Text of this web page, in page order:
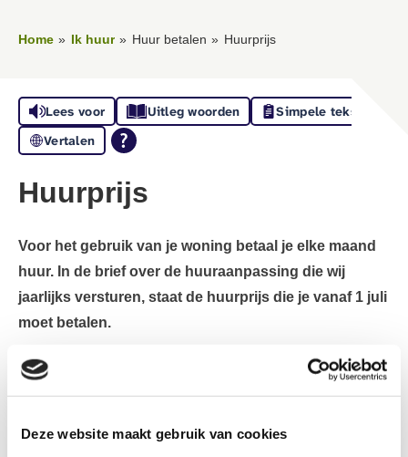
Deze website maakt gebruik van cookies
Home Ik huur Huur betalen Huurprijs
Lees voor Uitleg woorden
Simpele tekst
Vertalen
Huurprijs
Voor het gebruik van je woning betaal je elke maand
huur. In de brief over de huuraanpassing die wij
jaarlijks versturen, staat de huurprijs die je vanaf 1 juli
moet betalen.
Bij’thuis
gebruiken we vier streefhuren voor onze sociale
kwaliteit van jouw woning.